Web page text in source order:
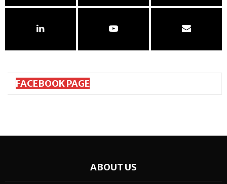
FACEBOOK PAGE
ABOUT US